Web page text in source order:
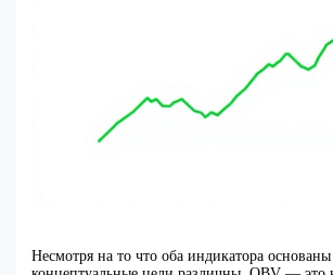
Несмотря на то что оба индикатора